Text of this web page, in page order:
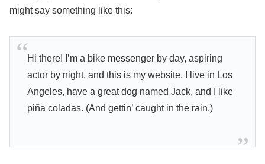
might say something like this:
Hi there! I’m a bike messenger by day, aspiring
actor by night, and this is my website. I live in Los
Angeles, have a great dog named Jack, and I like
piña coladas. (And gettin’ caught in the rain.)